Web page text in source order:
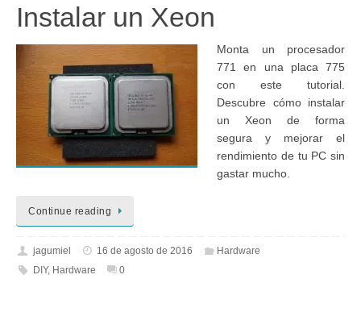
Instalar un Xeon
Monta un procesador
771 en una placa 775
con este tutorial.
Descubre cómo instalar
un Xeon de forma
segura y mejorar el
rendimiento de tu PC sin
gastar mucho.
Continue reading
jagumiel 16 de agosto de 2016
Hardware
DIY, Hardware 0